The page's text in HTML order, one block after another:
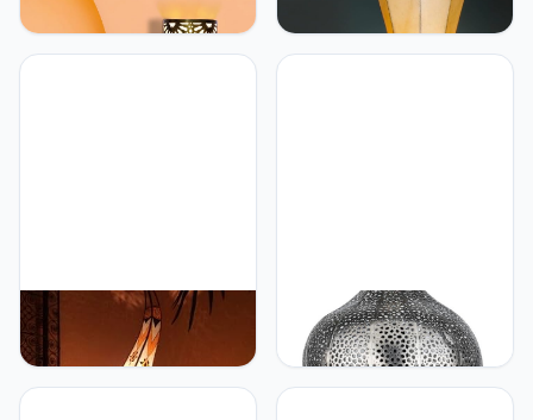
Oosterse lamp wandlamp
van metaal wandlamp
lamp Yazid Gold 29cm als
Oosterse vloerlamp, 40
cm, lederen lamp,
Hennalamp, Marokkaanse
Marrakesch Oosterse
hanglamp staande lamp
shifa
Marrakesch Marrakesh
Hanglamp, 56 cm, grote
metalen lampenkap, lamp,
lamp, woonkamerlamp